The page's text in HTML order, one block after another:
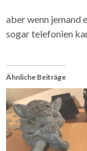
aber wenn jemand
sogar telefonien
Ähnliche Beiträge